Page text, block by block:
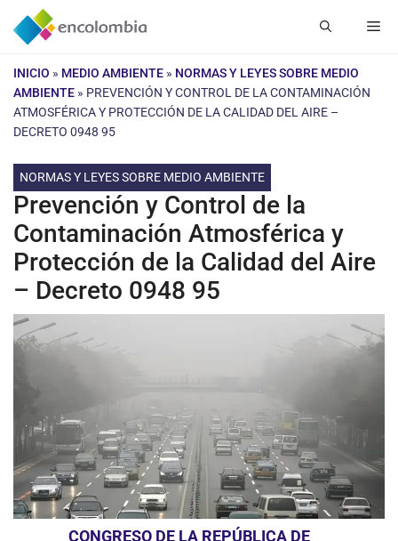
Saltar
INICIO » MEDIO AMBIENTE » NORMAS Y LEYES SOBRE MEDIO
AMBIENTE » PREVENCIÓN Y CONTROL DE LA CONTAMINACIÓN
ATMOSFÉRICA Y PROTECCIÓN DE LA CALIDAD DEL AIRE –
DECRETO 0948 95
NORMAS Y LEYES SOBRE MEDIO AMBIENTE
Prevención y Control de la
Contaminación Atmosférica y
Protección de la Calidad del Aire
– Decreto 0948 95
CONGRESO DE LA REPÚBLICA DE